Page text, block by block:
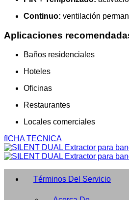
Continuo: ventilación
Aplicaciones
Baños residenciales
Hoteles
Oficinas
Restaurantes
Locales comerciales
fICHA TECNICA
Términos Del Servicio